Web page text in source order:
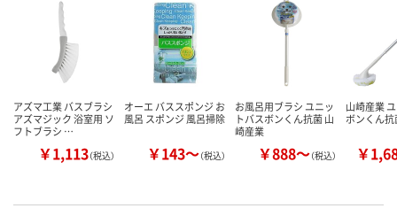
アズマ工業 バスブラシ
アズマジック 浴室用 ソ
フトブラシ …
￥1,113（税込）
オーエ バススポンジ お
風呂 スポンジ 風呂掃除
￥143～（税込）
お風呂用ブラシ ユニッ
トバスボンくん抗菌 山
崎産業
￥888～（税込）
山崎産業
ボンくん抗
￥